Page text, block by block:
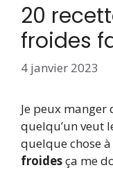
20
froides
4 janvier 2023
Je peux manger
quelqu’un veut
quelque chose
froidesça me